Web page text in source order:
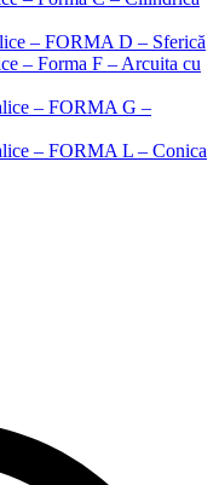
– FORMA D – Sferică
– Forma F – Arcuita cu
– FORMA G –
– FORMA L – Conica